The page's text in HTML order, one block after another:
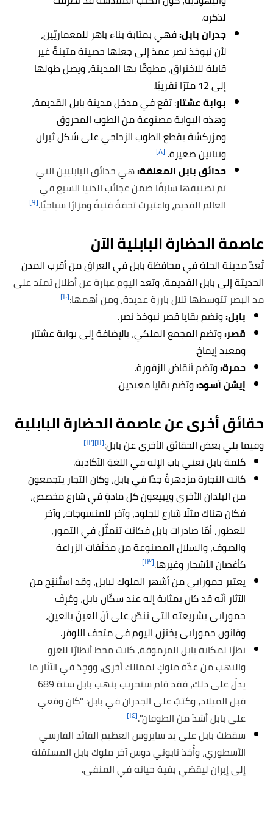
لذكره.
جدران بابل:فهي بمثابة بناء باهر للمعماريّين،
لأن نبوخذ نصر عمدَ إلى جعلها حصينة متينةً غير
قابلة للاختراق، مطوقًا بها المدينة، ويصل طولها
إلى 12 مترًا تقريبًا.
بوابة عشتار: تقع في مدخل مدينة بابل القديمة،
وهذه البوابة مصنوعة من الطوب المحروق
ومزركشة بقطع الطوب الزجاجي على شكل ثيران
وتنانين صغيرة. [٨]
حدائق بابل المعلقة:هي حدائق البابليين التي
تم تصنيفها سابقًا ضمن عجائب الدنيا السبع في
العالم القديم، واعتبرت تحفةً فنيةً ومزارًا سياحيًا.[٩]
عاصمة الحضارة البابلية الآن
تُعدّ مدينة الحلة في محافظة بابل في العراق من أقرب المدن
الحديثة إلى بابل القديمة، وتعداليوم عبارة عن أطلال تمتد على
مد البصر تتوسطها تلال بارزة عديدة، ومن أهمها:[١٠]
بابل:وتضم بقايا قصر نبوخذ نصر.
قصر:وتضم المجمع الملكي، بالإضافة إلى بوابة عشتار
ومعبد إيماخ.
حمرة:وتضم أنقاض الزقورة.
إيشن أسود:وتضم بقايا معبدين.
حقائق أخرى عن عاصمة الحضارة البابلية
وفيما يلي بعض الحقائق الأخرى عن بابل:[١١] [١٢]
كلمة بابل تعني باب الإله في اللغةِ الآكادية.
كانت التجارة مزدهرةً جدًا في بابل، وكان التجار يتجمعون
من البلدان الأخرى ويبيعون كل مادةٍ في شارع مخصص،
فكان هناك مثلًا شارع للجلود، وآخر للمنسوجات، وآخر
للعطور، أمّا صادرات بابل فكانت تتمثّل في التمور،
والصوف، والسلال المصنوعة من مخلّفات الزراعة
كأغصان الأشجار وغيرها.[١٣]
يعتبر حمورابي من أشهر الملوك لبابل، وقد استُنتِج من
الآثار أنّه قد كان بمثابة إله عند سكّان بابل، وعُرِفَ
حمورابي بشريعته التي تنصّ على أنّ العينَ بالعينِ،
وقانون حمورابي يختزن اليوم في متحف اللوفر.
نظرًا لمكانة بابل المرموقة، كانت محط أنظارًا للغزو
والنهب من عدّة ملوكٍ لممالك أخرى، ووجِدَ في الآثار ما
يدلّ على ذلك، فقد قام سنحريب بنهب بابل سنة 689
قبل الميلاد، وكتبَ على الجدران في بابل: "كان وقعي
على بابل أشدّ من الطوفان".[١٤]
سقطت بابل على يد سايروس العظيم القائد الفارسي
الأسطوري، وأُخِذ نابوني دوس آخر ملوك بابل المستقلة
إلى إيران ليقضي بقية حياته في المنفى.